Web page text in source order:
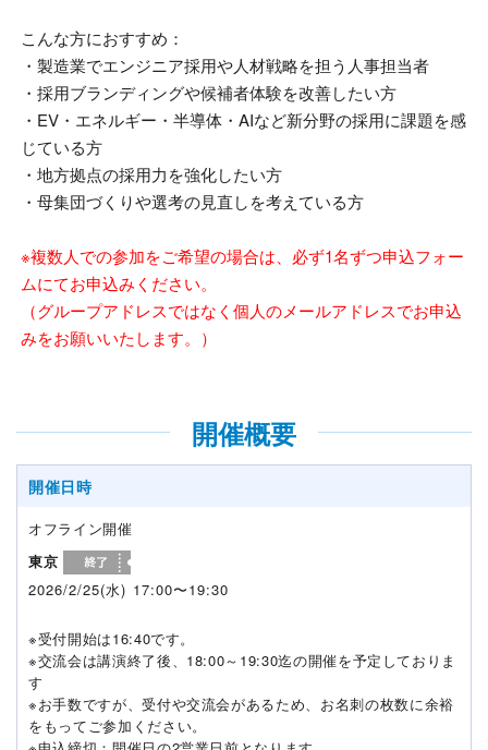
こんな方におすすめ：
・製造業でエンジニア採用や人材戦略を担う人事担当者
・採用ブランディングや候補者体験を改善したい方
・EV・ エネルギー・半導体・AIなど新分野の採用に課題を感
じている方
・地方拠点の採用力を強化したい方
・母集団づくりや選考の見直しを考えている方
※複数人での参加をご希望の場合は、必ず1名ずつ申込フォー
ムにてお申込みください。
（グループアドレスではなく個人のメールアドレスでお申込
みをお願いいたします。）
開催概要
開催日時
オフライン開催
東京
2026/2/25(水) 17:00〜19:30
※受付開始は16:40です。
※交流会は講演終了後、18:00～19:30迄の開催を予定しておりま
す
※お手数ですが、受付や交流会があるため、お名刺の枚数に余裕
をもってご参加ください。